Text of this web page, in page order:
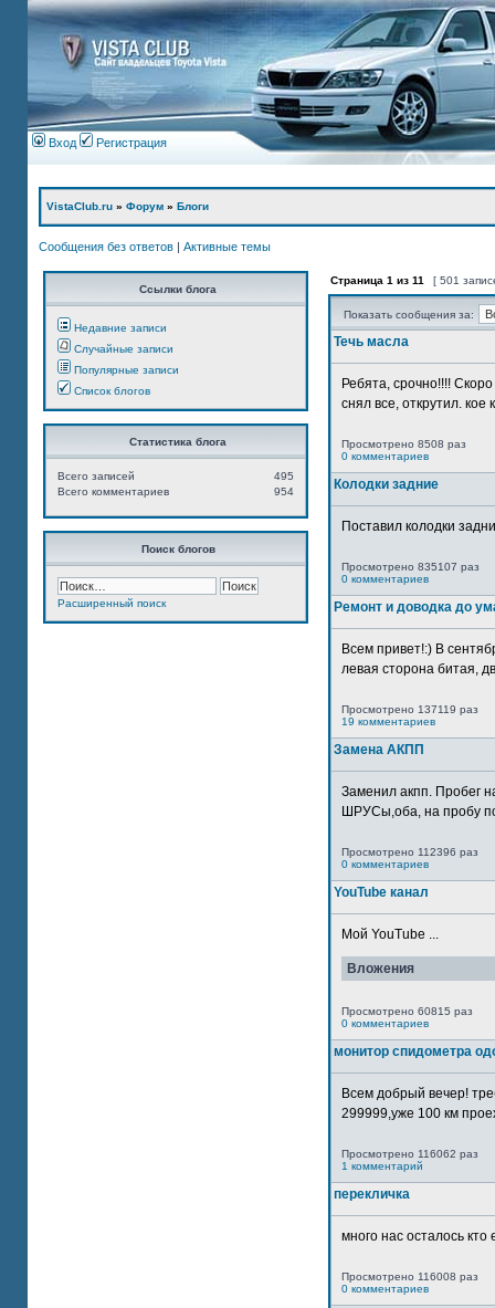
Вход Регистрация
VistaClub.ru » Форум » Блоги
Сообщения без ответов | Активные темы
Ссылки блога
Недавние записи
Случайные записи
Популярные записи
Список блогов
Статистика блога
495
Всего записей
954
Всего комментариев
Поиск блогов
Расширенный поиск
Страница 1 из 11 [ 501
Показать сообщения за:
Течь масла
Ребята, срочно!!!!
снял все, открутил. кое
Просмотрено 8508 раз
0 комментариев
Колодки задние
Поставил колодки
Просмотрено 835107 раз
0 комментариев
Ремонт и доводка до
Всем привет!:) В
левая сторона битая,
Просмотрено 137119 раз
19 комментариев
Замена АКПП
Заменил акпп. Пробег
ШРУСы,оба, на пробу
Просмотрено 112396 раз
0 комментариев
YouTube канал
Мой YouTube ...
Вложения
Просмотрено 60815 раз
0 комментариев
монитор спидометра
Всем добрый вечер!
299999,уже 100 км
Просмотрено 116062 раз
1 комментарий
перекличка
много нас осталось
Просмотрено 116008 раз
0 комментариев